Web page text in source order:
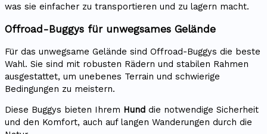
was sie einfacher zu transportieren und zu lagern macht.
Offroad-Buggys für unwegsames Gelände
Für das unwegsame Gelände sind Offroad-Buggys die beste
Wahl. Sie sind mit robusten Rädern und stabilen Rahmen
ausgestattet, um unebenes Terrain und schwierige
Bedingungen zu meistern.
Diese Buggys bieten Ihrem Hund die notwendige Sicherheit
und den Komfort, auch auf langen Wanderungen durch die